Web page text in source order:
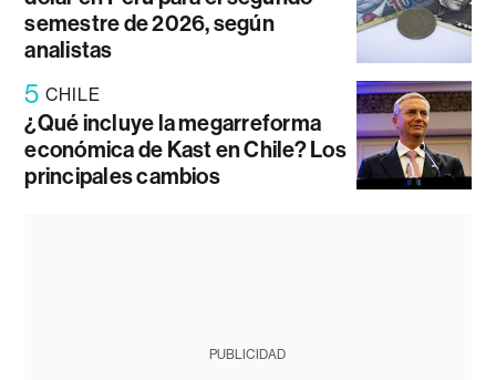
semestre de 2026, según
analistas
5 CHILE
¿Qué incluye la megarreforma
económica de Kast en Chile? Los
principales cambios
PUBLICIDAD